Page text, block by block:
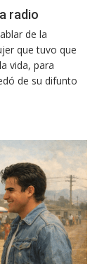
radio
de la
que tuvo que
vida, para
de su difunto